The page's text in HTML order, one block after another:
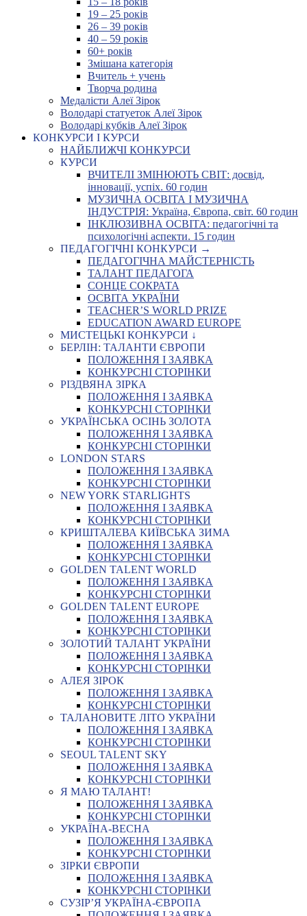
19 – 25 років
26 – 39 років
40 – 59 років
60+ років
Змішана категорія
Вчитель + учень
Творча родина
Медалісти Алеї Зірок
Володарі статуеток Алеї Зірок
Володарі кубків Алеї Зірок
КОНКУРСИ І КУРСИ
НАЙБЛИЖЧІ КОНКУРСИ
КУРСИ
ВЧИТЕЛІ ЗМІНЮЮТЬ СВІТ: досвід,
інновації, успіх. 60 годин
МУЗИЧНА ОСВІТА І МУЗИЧНА
ІНДУСТРІЯ: Україна, Європа, світ. 60 годин
ІНКЛЮЗИВНА ОСВІТА: педагогічні та
психологічні аспекти. 15 годин
ПЕДАГОГІЧНІ КОНКУРСИ →
ПЕДАГОГІЧНА МАЙСТЕРНІСТЬ
ТАЛАНТ ПЕДАГОГА
СОНЦЕ СОКРАТА
ОСВІТА УКРАЇНИ
TEACHER’S WORLD PRIZE
EDUCATION AWARD EUROPE
МИСТЕЦЬКІ КОНКУРСИ ↓
БЕРЛІН: ТАЛАНТИ ЄВРОПИ
ПОЛОЖЕННЯ І ЗАЯВКА
КОНКУРСНІ СТОРІНКИ
РІЗДВЯНА ЗІРКА
ПОЛОЖЕННЯ І ЗАЯВКА
КОНКУРСНІ СТОРІНКИ
УКРАЇНСЬКА ОСІНЬ ЗОЛОТА
ПОЛОЖЕННЯ І ЗАЯВКА
КОНКУРСНІ СТОРІНКИ
LONDON STARS
ПОЛОЖЕННЯ І ЗАЯВКА
КОНКУРСНІ СТОРІНКИ
NEW YORK STARLIGHTS
ПОЛОЖЕННЯ І ЗАЯВКА
КОНКУРСНІ СТОРІНКИ
КРИШТАЛЕВА КИЇВСЬКА ЗИМА
ПОЛОЖЕННЯ І ЗАЯВКА
КОНКУРСНІ СТОРІНКИ
GOLDEN TALENT WORLD
ПОЛОЖЕННЯ І ЗАЯВКА
КОНКУРСНІ СТОРІНКИ
GOLDEN TALENT EUROPE
ПОЛОЖЕННЯ І ЗАЯВКА
КОНКУРСНІ СТОРІНКИ
ЗОЛОТИЙ ТАЛАНТ УКРАЇНИ
ПОЛОЖЕННЯ І ЗАЯВКА
КОНКУРСНІ СТОРІНКИ
АЛЕЯ ЗІРОК
ПОЛОЖЕННЯ І ЗАЯВКА
КОНКУРСНІ СТОРІНКИ
ТАЛАНОВИТЕ ЛІТО УКРАЇНИ
ПОЛОЖЕННЯ І ЗАЯВКА
КОНКУРСНІ СТОРІНКИ
SEOUL TALENT SKY
ПОЛОЖЕННЯ І ЗАЯВКА
КОНКУРСНІ СТОРІНКИ
Я МАЮ ТАЛАНТ!
ПОЛОЖЕННЯ І ЗАЯВКА
КОНКУРСНІ СТОРІНКИ
УКРАЇНА-ВЕСНА
ПОЛОЖЕННЯ І ЗАЯВКА
КОНКУРСНІ СТОРІНКИ
ЗІРКИ ЄВРОПИ
ПОЛОЖЕННЯ І ЗАЯВКА
КОНКУРСНІ СТОРІНКИ
СУЗІР’Я УКРАЇНА-ЄВРОПА